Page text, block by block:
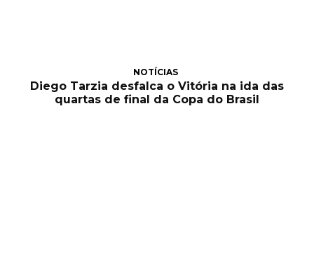
NOTÍCIAS
Diego Tarzia desfalca o Vitória na ida das
quartas de final da Copa do Brasil